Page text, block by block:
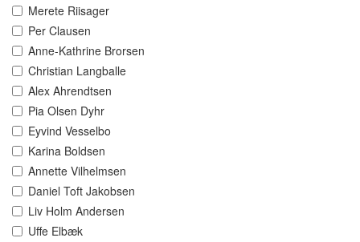
Merete Riisager
Per Clausen
Anne-Kathrine Brorsen
Christian Langballe
Alex Ahrendtsen
Pia Olsen Dyhr
Eyvind Vesselbo
Karina Boldsen
Annette Vilhelmsen
Daniel Toft Jakobsen
Liv Holm Andersen
Uffe Elbæk